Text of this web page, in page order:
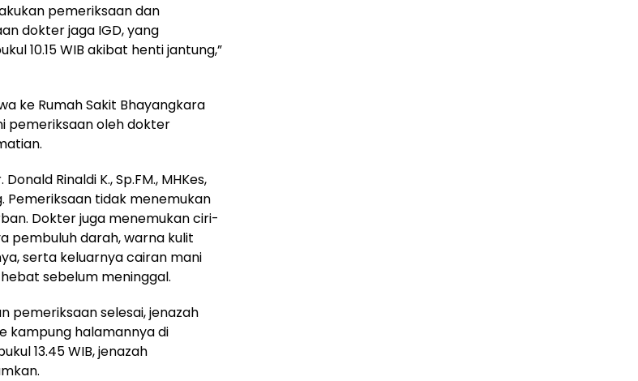
pemeriksaan dan
dokter jaga IGD, yang
10.15 WIB akibat henti jantung,”
ke Rumah Sakit Bhayangkara
pemeriksaan oleh dokter
Rinaldi K., Sp.FM., MHKes,
Pemeriksaan tidak menemukan
Dokter juga menemukan ciri-
pembuluh darah, warna kulit
serta keluarnya cairan mani
sebelum meninggal.
pemeriksaan selesai, jenazah
kampung halamannya di
13.45 WIB, jenazah